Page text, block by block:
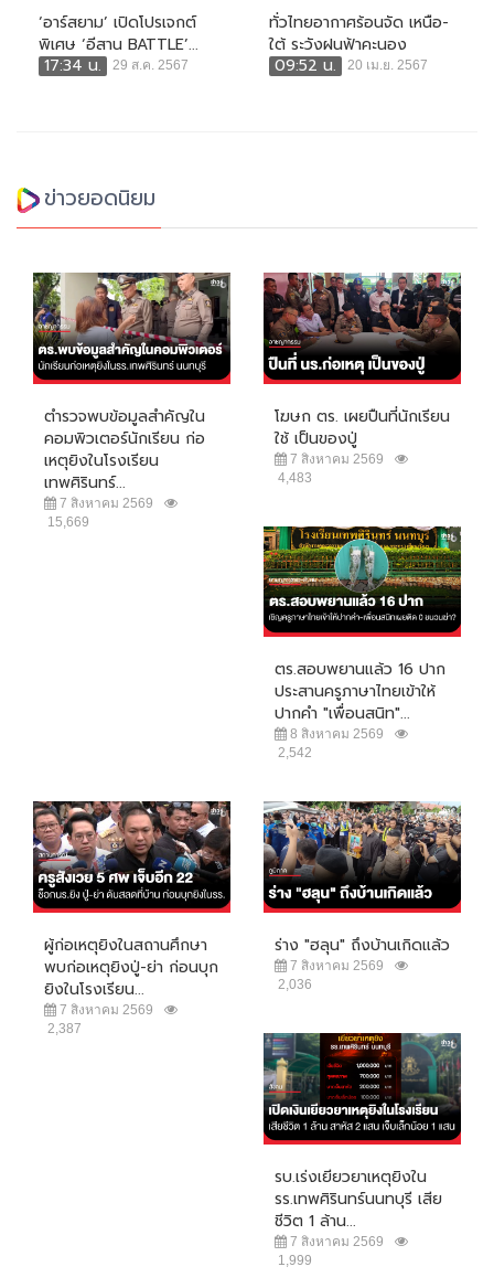
‘อาร์สยาม’ เปิดโปรเจกต์
พิเศษ ‘อีสาน BATTLE’...
17:34 น.
29 ส.ค. 2567
ทั่วไทยอากาศร้อนจัด เหนือ-
ใต้ ระวังฝนฟ้าคะนอง
09:52 น.
20 เม.ย. 2567
ข่าวยอดนิยม
ตำรวจพบข้อมูลสำคัญใน
คอมพิวเตอร์นักเรียน ก่อ
เหตุยิงในโรงเรียน
เทพศิรินทร์...
7 สิงหาคม 2569
15,669
โฆษก ตร. เผยปืนที่นักเรียน
ใช้ เป็นของปู่
7 สิงหาคม 2569
4,483
ตร.สอบพยานแล้ว 16 ปาก
ประสานครูภาษาไทยเข้าให้
ปากคำ "เพื่อนสนิท"...
8 สิงหาคม 2569
2,542
ผู้ก่อเหตุยิงในสถานศึกษา
พบก่อเหตุยิงปู่-ย่า ก่อนบุก
ยิงในโรงเรียน...
7 สิงหาคม 2569
2,387
ร่าง "ฮลุน" ถึงบ้านเกิดแล้ว
7 สิงหาคม 2569
2,036
รบ.เร่งเยียวยาเหตุยิงใน
รร.เทพศิรินทร์นนทบุรี เสีย
ชีวิต 1 ล้าน...
7 สิงหาคม 2569
1,999